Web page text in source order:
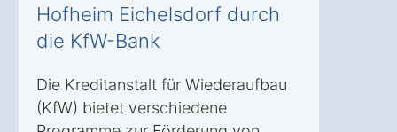
Hofheim Eichelsdorf durch
die KfW-Bank
Die Kreditanstalt für Wiederaufbau
(KfW) bietet verschiedene